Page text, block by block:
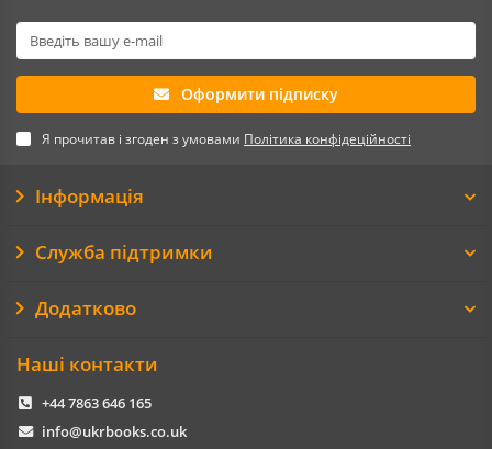
Оформити підписку
Я прочитав і згоден з умовами Політика конфідеційності
Інформація
Служба підтримки
Додатково
Наші контакти
+44 7863 646 165
info@ukrbooks.co.uk